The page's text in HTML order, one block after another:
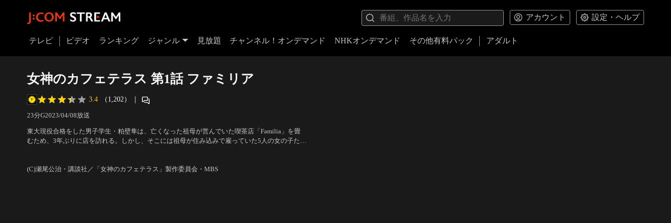
アカウント 設定・ヘルプ
テレビ ビデオ ランキング ジャンル 見放題 チャンネル！オンデマンド NHKオンデマンド その他有料パック アダルト
女神のカフェテラス 第1話 ファミリア
3.4 （1,202） ｜
23分G2023/04/08放送
東大現役合格をした男子学生・粕壁隼は、亡くなった祖母が営んでいた喫茶店「Familia」を畳
むため、3年ぶりに店を訪れる。しかし、そこには祖母が住み込みで雇っていた5人の女の子たち
(C)瀬尾公治・講談社／「女神のカフェテラス」製作委員会・MBS